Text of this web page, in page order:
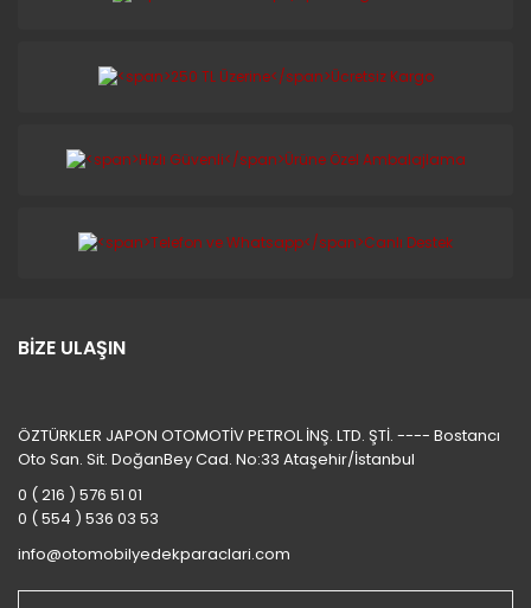
BİZE ULAŞIN
ÖZTÜRKLER JAPON OTOMOTİV PETROL İNŞ. LTD. ŞTİ. ---- Bostancı
Oto San. Sit. DoğanBey Cad. No:33 Ataşehir/İstanbul
0 ( 216 ) 576 51 01
0 ( 554 ) 536 03 53
info@otomobilyedekparaclari.com